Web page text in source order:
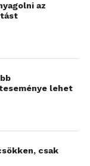
az
lehet
csak